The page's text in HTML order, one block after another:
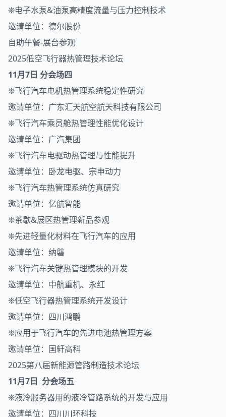
❊电子水泵&油泵高精度流量与压力控制技术
邀请单位：德尔股份
自助午餐-展台参观
2025低空飞行器热管理技术论坛
11月7日 分会场四
❊飞行汽车电机热管理系统稳定性研究
邀请单位：广东汇天航空航天科技有限公司
❊飞行汽车乘员舱热管理性能优化设计
邀请单位：广汽集团
❊飞行汽车电驱动热管理与性能提升
邀请单位：卧龙电驱、宗申动力
❊飞行汽车热管理系统仿真研究
邀请单位：亿航智能
❊茶歇&展区热管理新品参观
❊先进轻量化材料在飞行汽车的应用
邀请单位：纳磐
❊飞行汽车关键热管理模块的开发
邀请单位：中航重机、永红
❊低空飞行器热管理系统开发设计
邀请单位：四川鸿鹏
❊应用于飞行汽车的先进电池热管理方案
邀请单位：国轩高科
2025第八届新能源管路制造技术论坛
11月7日 分会场五
❊液冷服务器用的液冷管路系统的开发与应用
邀请单位：四川川环科技